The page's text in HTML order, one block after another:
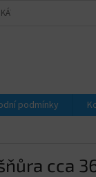
- ZNALECKÉ
podmínky
cca